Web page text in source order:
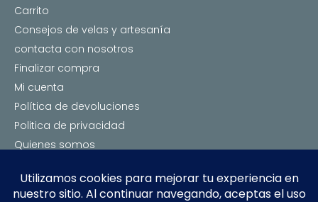
Carrito
Consejos de velas y artesanía
contacta con nosotros
Finalizar compra
Mi cuenta
Política de devoluciones
Politica de privacidad
Quienes somos
Velas de Soja, Artesanía e Inciensos Naturales |
Satori Senses